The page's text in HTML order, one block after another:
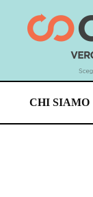
Skip
CHI SIAMO